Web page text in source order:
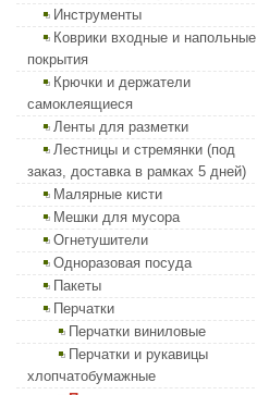
Инструменты
Коврики входные и напольные
покрытия
Крючки и держатели
самоклеящиеся
Ленты для разметки
Лестницы и стремянки (под
заказ, доставка в рамках 5 дней)
Малярные кисти
Мешки для мусора
Огнетушители
Одноразовая посуда
Пакеты
Перчатки
Перчатки виниловые
Перчатки и рукавицы
хлопчатобумажные